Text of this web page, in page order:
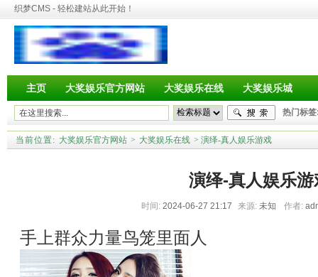
织梦CMS - 轻松建站从此开始！
主页 大奖娱乐官方网站 大奖娱乐在线 大奖娱乐城
热门标
当前位置: 大奖娱乐官方网站 > 大奖娱乐在线 > 演绎-真人娱乐游戏
演绎-真人娱乐游
时间: 2024-06-27 21:17 来源: 未知 作者:
手上群众力量鸟笼里面人